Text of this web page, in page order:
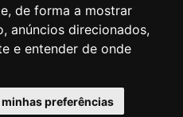
de forma a mostrar
anúncios direcionados,
e entender de onde
preferências
EDUCAÇÃO
- Guarulhos/SP CEP 07113-040
*55 11 2475-7300